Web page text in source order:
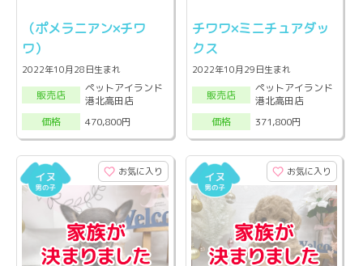
（ポメラニアン×チワ
ワ）
2022年10月28日生まれ
販売店
ペットアイランド
港北高田店
価格
470,800円
チワワ×ミニチュアダッ
クス
2022年10月29日生まれ
販売店
ペットアイランド
港北高田店
価格
371,800円
お気に入り お気に入り